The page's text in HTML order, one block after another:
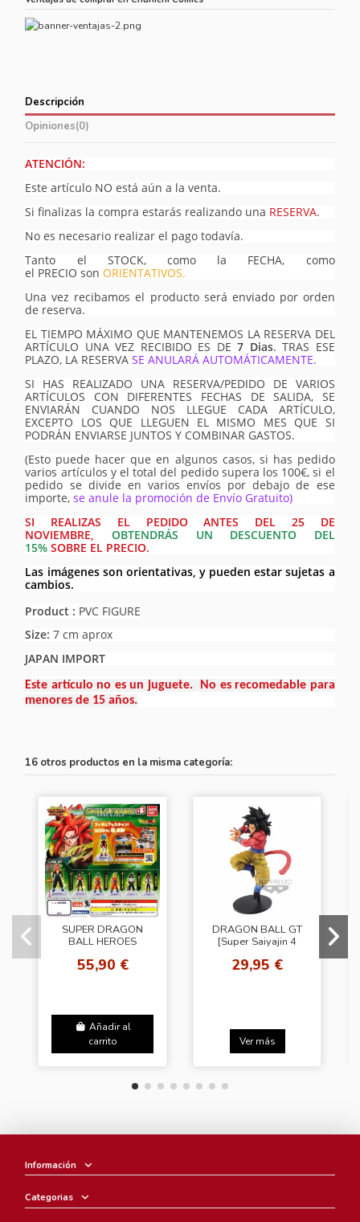
Descripción
Opiniones(0)
ATENCIÓN:
Este artículo NO está aún a la venta.
Si finalizas la compra estarás realizando una RESERVA.
No es necesario realizar el pago todavía.
Tanto el STOCK, como la FECHA, como
el PRECIO sonORIENTATIVOS.
Una vez recibamos el producto será enviado por orden
de reserva.
EL TIEMPO MÁXIMO QUE MANTENEMOS LA RESERVA DEL
ARTÍCULO UNA VEZ RECIBIDO ES DE7 Dias. TRAS ESE
PLAZO, LA RESERVA SE ANULARÁ AUTOMÁTICAMENTE.
SI HAS REALIZADO UNA RESERVA/PEDIDO DE VARIOS
ARTÍCULOS CON DIFERENTES FECHAS DE SALIDA, SE
ENVIARÁN CUANDO NOS LLEGUE CADA ARTÍCULO,
EXCEPTO LOS QUE LLEGUEN EL MISMO MES QUE SI
PODRÁN ENVIARSE JUNTOS Y COMBINAR GASTOS.
(Esto puede hacer que en algunos casos, si has pedido
varios artículos y el total del pedido supera los 100€, si el
pedido se divide en varios envíos por debajo de ese
importe,se anule la promoción de Envío Gratuito)
SI REALIZAS EL PEDIDO ANTES DEL 25 DE
NOVIEMBRE,
OBTENDRÁS UN DESCUENTO DEL
15% SOBRE EL PRECIO.
Las imágenes son orientativas, y pueden estar sujetas a
cambios.
Product : PVC FIGURE
Size: 7 cm aprox
JAPAN IMPORT
Este artículo no es un juguete. No es recomedable para
menores de 15 años.
16 otros productos en la misma categoría:
SUPER DRAGON
BALL HEROES
55,90 €
Añadir al
carrito
DRAGON BALL GT
[Super Saiyajin 4
KAMEHAMEHA
29,95 €
Ver más
Información
Categorias